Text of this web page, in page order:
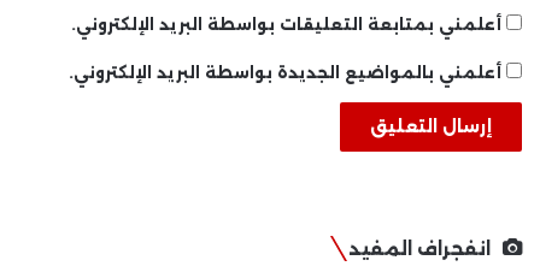
أعلمني بمتابعة التعليقات بواسطة البريد الإلكتروني.
أعلمني بالمواضيع الجديدة بواسطة البريد الإلكتروني.
انفجراف المفيد